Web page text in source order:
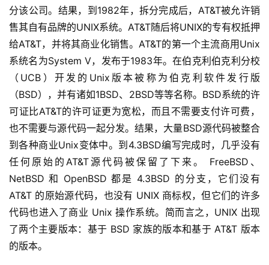
分该公司。结果，到1982年，拆分完成后，AT&T被允许销
售其自有品牌的UNIX系统。AT&T随后将UNIX的专有权抵押
给AT&T，并将其商业化销售。AT&T的第一个主流商用Unix
系统名为System V，发布于1983年。在伯克利伯克利分校
（UCB）开发的Unix版本被称为伯克利软件发行版
（BSD），并有诸如1BSD、2BSD等等名称。BSD系统的许
可证比AT&T的许可证更为宽松，而且不需要支付许可费，
也不需要与源代码一起分发。结果，大量BSD源代码被整合
到各种商业Unix变体中。到4.3BSD编写完成时，几乎没有
任何原始的AT&T源代码被保留了下来。 FreeBSD、
NetBSD 和 OpenBSD 都是 4.3BSD 的分支，它们没有
AT&T 的原始源代码，也没有 UNIX 商标权，但它们的许多
代码也进入了商业 Unix 操作系统。简而言之，UNIX 出现
了两个主要版本：基于 BSD 家族的版本和基于 AT&T 版本
的版本。